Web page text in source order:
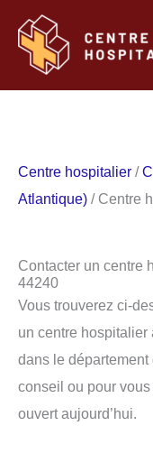
contenu
Centre hospitalier /
Atlantique) / Centre
Contacter un centre
44240
Vous trouverez ci-
un centre
dans le
conseil ou pour
ouvert aujourd’hui.